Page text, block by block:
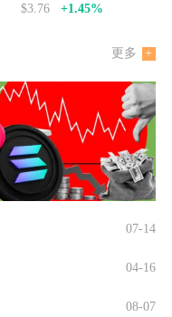
$3.76 +1.45%
更多
07-14
04-16
08-07